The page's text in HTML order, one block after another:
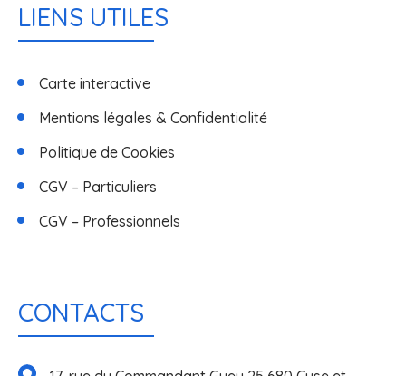
LIENS UTILES
Carte interactive
Mentions légales & Confidentialité
Politique de Cookies
CGV – Particuliers
CGV – Professionnels
CONTACTS